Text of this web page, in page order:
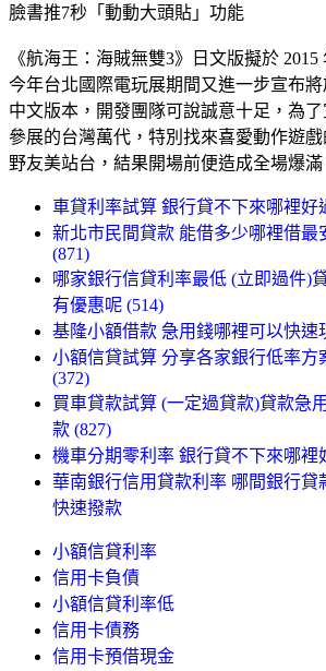
臉書推7秒「動動大頭貼」功能
《航海王：海賊無雙3》日文版擬於 2015
今年台北國際電玩展期間又進一步宣布將
中文版本，開發團隊可說誠意十足，為
參展的台灣萬代，特別找來喜愛動作遊
野友美站台，結果開場前便造成全場爆滿
車貸利率試算 銀行貸不下來哪裡好
新北市民間貸款 能借多少哪裡借最
(871)
哪家銀行信貸利率最低 (立即過件)
有優惠呢 (514)
基隆小額借款 急用錢哪裡可以快速
小額信貸試算 分享各家銀行低率方
(372)
買車貸款試算 (一定過貸款)貸款急
款 (827)
機車分期零利率 銀行貸不下來哪裡
華南銀行信用貸款利率 哪間銀行貸
快速撥款
小額信貸利率
信用卡負債
小額信貸利率低
信用卡債務
信用卡預借現金